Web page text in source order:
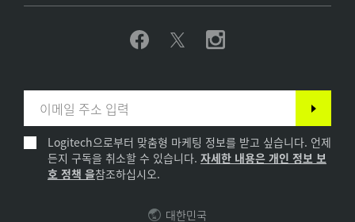
Logitech으로부터 맞춤형 마케팅 정보를 받고 싶습니다. 언제
든지 구독을 취소할 수 있습니다. 자세한 내용은 개인 정보 보
호 정책 을참조하십시오.
대한민국